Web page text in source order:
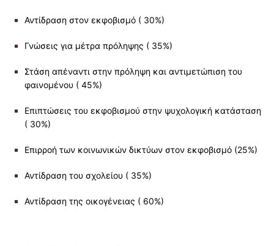
Αντίδραση στον εκφοβισμό ( 30%)
Γνώσεις για μέτρα πρόληψης ( 35%)
Στάση απέναντι στην πρόληψη και αντιμετώπιση του
φαινομένου ( 45%)
Επιπτώσεις του εκφοβισμού στην ψυχολογική κατάσταση
( 30%)
Επιρροή των κοινωνικών δικτύων στον εκφοβισμό (25%)
Αντίδραση του σχολείου ( 35%)
Αντίδραση της οικογένειας ( 60%)